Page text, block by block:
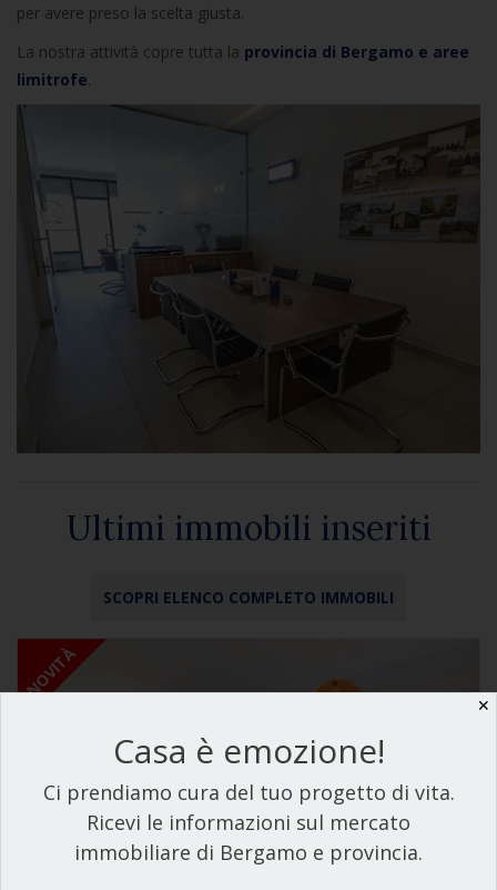
per avere preso la scelta giusta.
La nostra attività copre tutta la provincia di Bergamo e aree
limitrofe.
Ultimi immobili inseriti
SCOPRI ELENCO COMPLETO IMMOBILI
NOVITÀ
✕
Casa è emozione!
Ci prendiamo cura del tuo progetto di vita.
Ricevi le informazioni sul mercato
immobiliare di Bergamo e provincia.